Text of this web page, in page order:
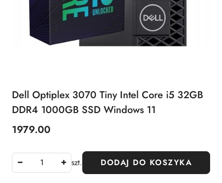
Dell Optiplex 3070 Tiny Intel Core i5 32GB
DDR4 1000GB SSD Windows 11
Cena:
1979.00
szt. DODAJ DO KOSZYKA